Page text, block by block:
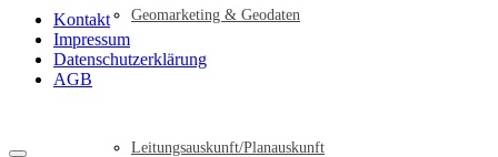
Geomarketing & Geodaten
Leitungsauskunft/Planauskunft
Kontakt
Impressum
Datenschutzerklärung
AGB